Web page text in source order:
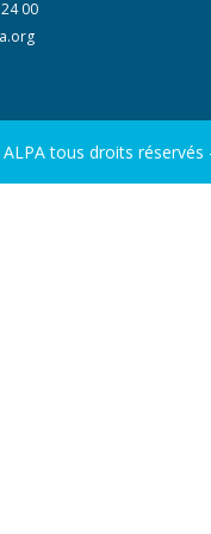
00
tous droits réservés